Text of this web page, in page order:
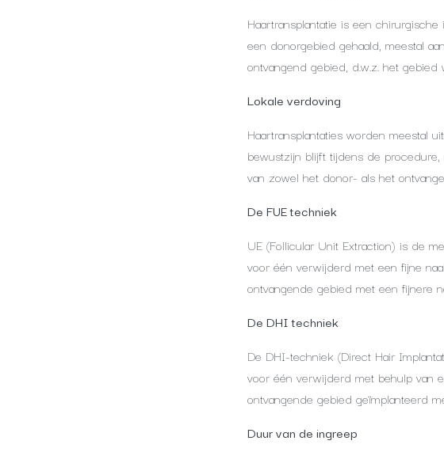
Haartransplantatie is een
een donorgebied gehaald, meestal
ontvangend gebied, d.w.z. het
Lokale verdoving
Haartransplantaties worden meestal
bewustzijn blijft tijdens de
van zowel het donor- als het
De FUE techniek
UE (Follicular Unit Extraction) is de
voor één verwijderd met een fijne
ontvangende gebied met een fijnere
De DHI techniek
De DHI-techniek (Direct Hair
voor één verwijderd met behulp van
ontvangende gebied geïmplanteerd
Duur van de ingreep